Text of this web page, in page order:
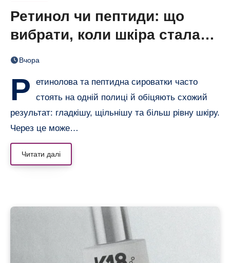
Ретинол чи пептиди: що
вибрати, коли шкіра стала
нерівною і чутливою
Вчора
Р
етинолова та пептидна сироватки часто
стоять на одній полиці й обіцяють схожий
результат: гладкішу, щільнішу та більш рівну шкіру.
Через це може…
Читати далі